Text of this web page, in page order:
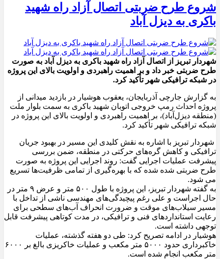
شروع طرح ضربتی اتصال آزاد راه شهید
باکری به دیزل آباد
شهردار تبریز از اتصال آزاد راه شهید باکری به دیزل آباد به صورت
طرح ضربتی خبر داد و بر اهمیت راهبردی و اولویت بالای این پروژه
در شبکه ترافیکی شهر تأکید کرد.
به گزارش جارچی آذربایجان، یعقوب هوشیار در بازدید میدانی از
پروژه احداث رمپ خروجی اتوبان شهید باکری به سمت بلوار ملت
(منطقه دیزل‌آباد)، بر اهمیت راهبردی و اولویت بالای این پروژه در
شبکه ترافیکی شهر تأکید کرد.
شهردار تبریز با اشاره به نقش کلیدی این مسیر در بهبود جریان
ترافیکی و کاهش گره‌های حرکتی در منطقه، ضمن بررسی
پیشرفت عملیات اجرایی گفت: روند اجرایی این پروژه به صورت
طرح ضربتی شده شده که با بهره‌گیری از تمامی ظرفیت‌ها تسریع
می شود.
به گفته شهردار تبریز، این پروژه با طول ۵۰۰ متر و عرض ۹ متر در
حال اجراست و علی رغم پیچیدگی‌های مهندسی ناشی از تداخل با
مسیر سیلاب‌های موقت و ضرورت انحراف آب‌های سطحی برای
رعایت استانداردهای فنی و ترافیکی، در مدت کوتاهی پیشرفت قابل
توجهی داشته است.
هوشیار در ادامه تصریح کرد: طی دو هفته گذشته، عملیات
خاکبرداری حدود ۵۰۰۰ متر مکعب و عملیات خاکریزی بالغ بر ۶۰۰۰
متر مکعب انجام شده است.